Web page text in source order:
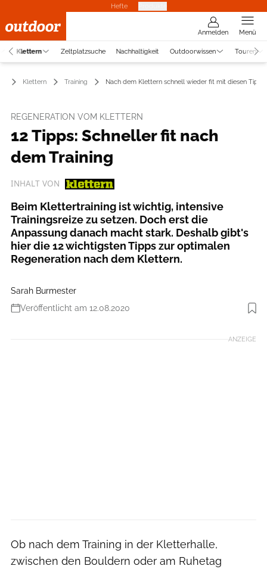
Hefte
Anmelden Menü
Klettern Zeltplatzsuche Nachhaltigkeit Outdoorwissen Touren
Klettern Training Nach dem Klettern schnell wieder fit mit diesen Tipps
REGENERATION VOM KLETTERN
12 Tipps: Schneller fit nach
dem Training
INHALT VON
Beim Klettertraining ist wichtig, intensive
Trainingsreize zu setzen. Doch erst die
Anpassung danach macht stark. Deshalb gibt's
hier die 12 wichtigsten Tipps zur optimalen
Regeneration nach dem Klettern.
Sarah Burmester
Veröffentlicht am 12.08.2020
Foto: Reebok
ANZEIGE
Ob nach dem Training in der Kletterhalle,
zwischen den Bouldern oder am Ruhetag